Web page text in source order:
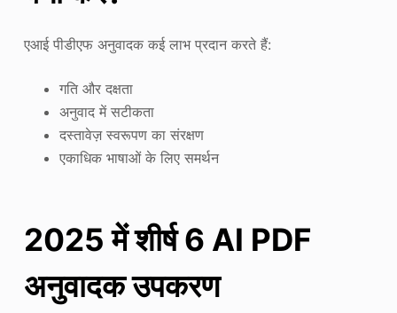
एआई पीडीएफ अनुवादक कई लाभ प्रदान करते हैं:
गति और दक्षता
अनुवाद में सटीकता
दस्तावेज़ स्वरूपण का संरक्षण
एकाधिक भाषाओं के लिए समर्थन
2025 में शीर्ष 6 AI PDF
अनुवादक उपकरण